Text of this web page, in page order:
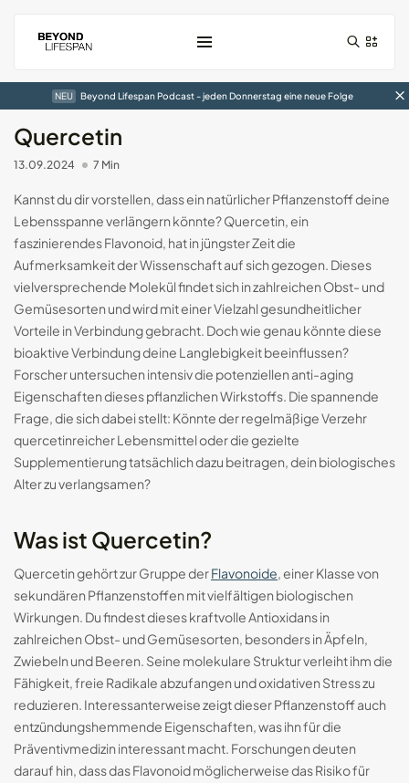
NEU Beyond Lifespan Podcast - jeden Donnerstag eine neue Folge
DE
Der RingConn Gen1 Smart-Ring im...
01.01.2025 7 Min
Der Circular Slim Ring im...
05.10.2024 10 Min
Smart-Ringe: Die Zukunft des
tragbaren...
29.08.2024
Quercetin
13.09.2024 7 Min
Kannst du dir vorstellen, dass ein natürlicher Pflanzenstoff deine
Lebensspanne verlängern könnte? Quercetin, ein
faszinierendes Flavonoid, hat in jüngster Zeit die
Aufmerksamkeit der Wissenschaft auf sich gezogen. Dieses
vielversprechende Molekül findet sich in zahlreichen Obst- und
Gemüsesorten und wird mit einer Vielzahl gesundheitlicher
Vorteile in Verbindung gebracht. Doch wie genau könnte diese
bioaktive Verbindung deine Langlebigkeit beeinflussen?
Forscher untersuchen intensiv die potenziellen anti-aging
Eigenschaften dieses pflanzlichen Wirkstoffs. Die spannende
Frage, die sich dabei stellt: Könnte der regelmäßige Verzehr
quercetinreicher Lebensmittel oder die gezielte
Supplementierung tatsächlich dazu beitragen, dein biologisches
Alter zu verlangsamen?
Was ist Quercetin?
Quercetin gehört zur Gruppe derFlavonoide, einer Klasse von
sekundären Pflanzenstoffen mit vielfältigen biologischen
Wirkungen. Du findest dieses kraftvolle Antioxidans in
zahlreichen Obst- und Gemüsesorten, besonders in Äpfeln,
Zwiebeln und Beeren. Seine molekulare Struktur verleiht ihm die
Fähigkeit, freie Radikale abzufangen und oxidativen Stress zu
reduzieren. Interessanterweise zeigt dieser Pflanzenstoff auch
entzündungshemmende Eigenschaften, was ihn für die
Präventivmedizin interessant macht. Forschungen deuten
darauf hin, dass das Flavonoid möglicherweise das Risiko für